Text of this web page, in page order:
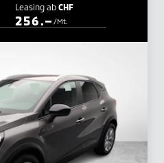
Leasing abCHF
256.–/Mt.